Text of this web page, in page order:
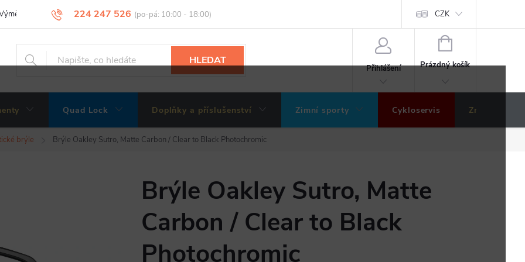
224 247 526
vrácení a reklamace zboží Obchodní podmínky Hodnocení obchodu CZK
HLEDAT
Přihlášení
NÁKUPNÍ
KOŠÍK
Prázdný košík
Quad Lock Doplňky a příslušenství Zimní sporty Cykloservis Značky
brýle Brýle Oakley Sutro, Matte Carbon / Clear to Black Photochromic
Brýle Oakley Sutro, Matte
Carbon / Clear to Black
Photochromic